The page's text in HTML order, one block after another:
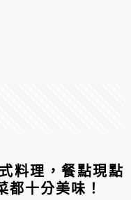
料理，餐點現點
都十分美味！